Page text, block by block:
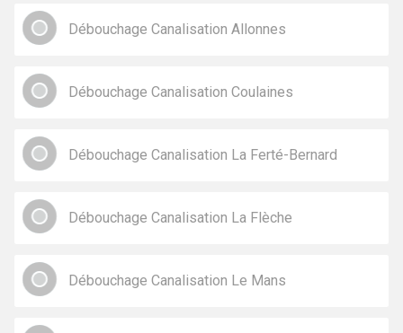
Débouchage Canalisation Allonnes
Débouchage Canalisation Coulaines
Débouchage Canalisation La Ferté-Bernard
Débouchage Canalisation La Flèche
Débouchage Canalisation Le Mans